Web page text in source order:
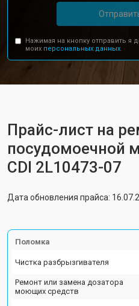
Нажимая на кнопку отправить я
моих персональных данных.
Прайс-лист на
посудомоечной
CDI 2L10473-07
Дата обновления прайса:
Поломка
Чистка разбрызгивателя
Ремонт или замена дозатора
моющих средств